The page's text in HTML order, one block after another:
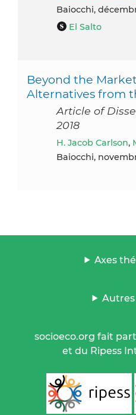
Baiocchi,
El Salto
Beyond the
Alternatives from
Article of
2018
H. Jacob Carlson,
Baiocchi,
Axes
socioeco.org fait
et du Ripess